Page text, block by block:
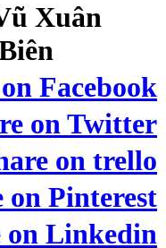
Xuân